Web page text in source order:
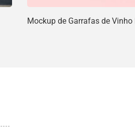
Mockup de Garrafas de Vinho